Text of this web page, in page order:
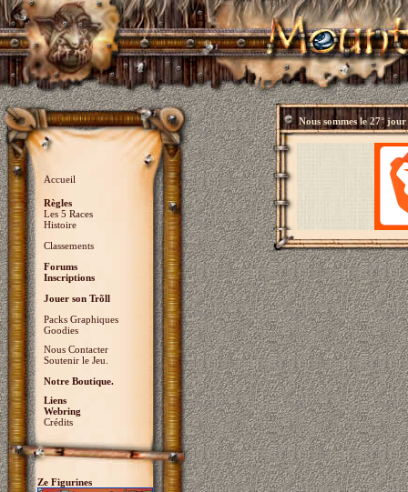
Accueil
Règles
Les 5 Races
Histoire
Classements
Forums
Inscriptions
Jouer son Trõll
Packs Graphiques
Goodies
Nous Contacter
Soutenir le Jeu.
Notre Boutique.
Liens
Webring
Crédits
Ze Figurines
Nous sommes le27° jour